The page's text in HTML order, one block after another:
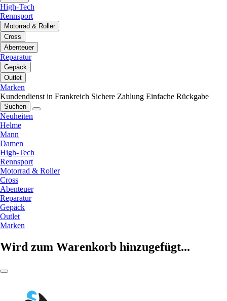
High-Tech
Rennsport
Motorrad & Roller
Cross
Abenteuer
Reparatur
Gepäck
Outlet
Marken
Kundendienst in Frankreich Sichere Zahlung Einfache Rückgabe
Suchen
Neuheiten
Helme
Mann
Damen
High-Tech
Rennsport
Motorrad & Roller
Cross
Abenteuer
Reparatur
Gepäck
Outlet
Marken
Wird zum Warenkorb hinzugefügt...